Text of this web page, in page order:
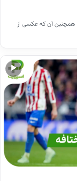
همچنین آن که عکسی از
▶